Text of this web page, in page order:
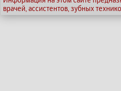
врачей, ассистентов, зубных